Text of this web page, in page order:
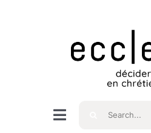
Navigation
Rechercher